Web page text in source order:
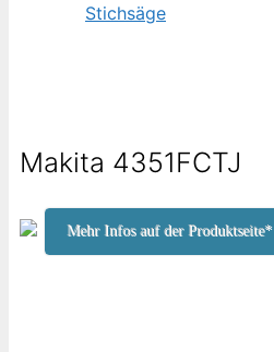
Stichsäge
Makita 4351FCTJ
Mehr Infos auf der Produktseite*